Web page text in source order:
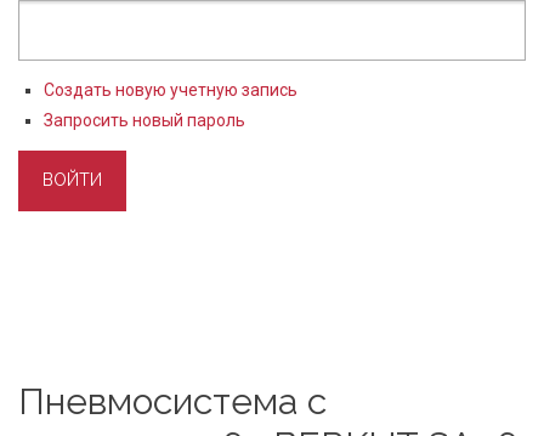
Создать новую учетную запись
Запросить новый пароль
Пневмосистема с